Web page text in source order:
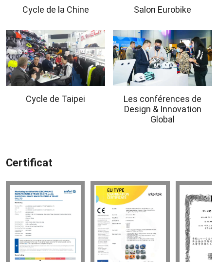
Cycle de la Chine Salon Eurobike
Cycle de Taipei
Les conférences de
Design & Innovation
Global
Certificat